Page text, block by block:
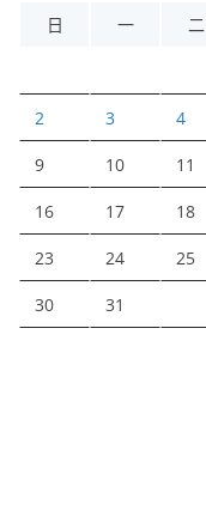
日
一 二
2 3 4
9 10 11
16 17 18
23 24 25
30 31